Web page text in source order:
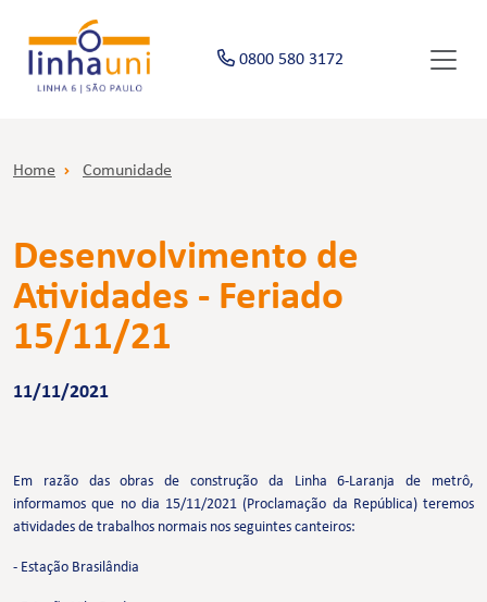
0800 580 3172
Home Comunidade
Desenvolvimento de
Atividades - Feriado
15/11/21
11/11/2021
Em razão das obras de construção da Linha 6-Laranja de metrô,
informamos que no dia 15/11/2021 (Proclamação da República) teremos
atividades de trabalhos normais nos seguintes canteiros:
- Estação Brasilândia